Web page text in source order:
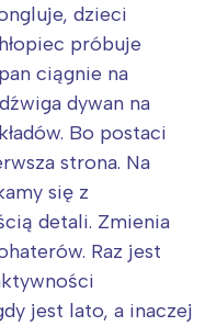
dzieci
próbuje
ciągnie na
dywan na
Bo postaci
strona. Na
się z
detali. Zmienia
Raz jest
jest lato, a inaczej